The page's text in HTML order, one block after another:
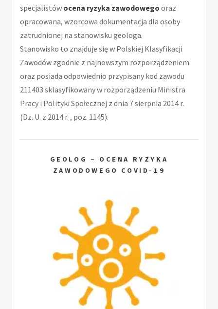
specjalistów ocena ryzyka zawodowego oraz
opracowana, wzorcowa dokumentacja dla osoby
zatrudnionej na stanowisku geologa.
Stanowisko to znajduje się w Polskiej Klasyfikacji
Zawodów zgodnie z najnowszym rozporządzeniem
oraz posiada odpowiednio przypisany kod zawodu
211403 sklasyfikowany w rozporządzeniu Ministra
Pracy i Polityki Społecznej z dnia 7 sierpnia 2014 r.
(Dz. U. z 2014 r. , poz. 1145).
GEOLOG – OCENA RYZYKA
ZAWODOWEGO COVID-19